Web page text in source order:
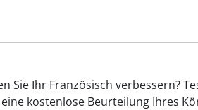
Sie Ihr Französisch verbessern?
eine kostenlose Beurteilung Ihres